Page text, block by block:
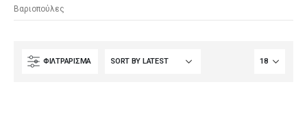
Βαριοπούλες
ΦΙΛΤΡΆΡΙΣΜΑ